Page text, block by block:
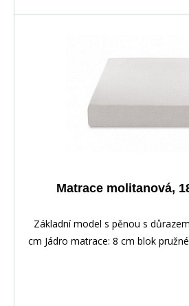
Matrace molitanová,
Základní model s pěnou s
cm Jádro matrace: 8 cm blok